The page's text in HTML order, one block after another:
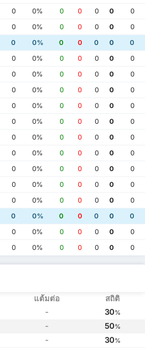
0 0% 0 0 0 0
0
0 0% 0 0 0 0
0
0 0% 0 0 0 0
0
0 0% 0 0 0 0
0
0 0% 0 0 0 0
0
0 0% 0 0 0 0
0
0 0% 0 0 0 0
0
0 0% 0 0 0 0
0
0 0% 0 0 0 0
0
0 0% 0 0 0 0
0
0 0% 0 0 0 0
0
0 0% 0 0 0 0
0
0 0% 0 0 0 0
0
0 0% 0 0 0 0
0
0 0% 0 0 0 0
0
0 0% 0 0 0 0 0
แต้มต่อ สถิติ
- 30%
- 50%
- 30%